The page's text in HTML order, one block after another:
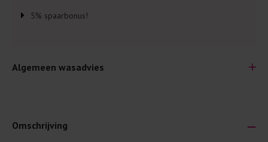
5% spaarbonus!
Algemeen wasadvies
Omschrijving